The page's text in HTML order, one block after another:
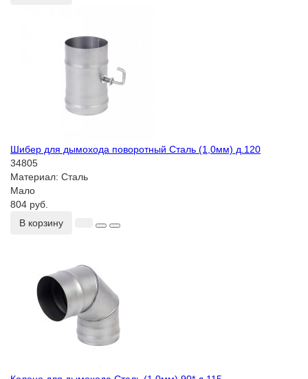
Шибер для дымохода поворотный Сталь (1,0мм) д.120
34805
Материал: Сталь
Мало
804 руб.
В корзину